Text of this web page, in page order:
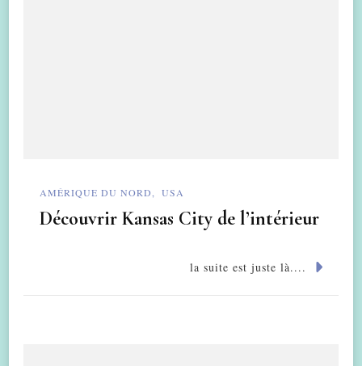
AMÉRIQUE DU NORD USA
Découvrir Kansas City de l’intérieur
la suite est juste là....